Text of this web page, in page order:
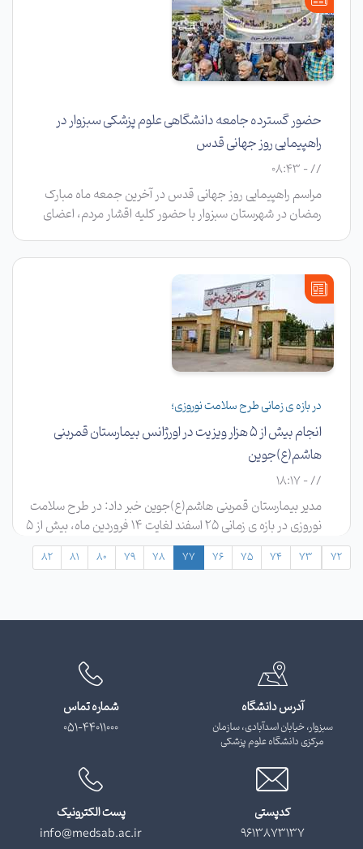
حضور گسترده جامعه دانشگاهی علوم پزشکی سبزوار در
راهپیمایی روز جهانی قدس
// - 08:43
مراسم راهپیمایی روز جهانی قدس در آخرین جمعه ماه مبارک
رمضان در شهرستان سبزوار با حضور کلیه اقشار مردم، اعضای
اساتید و دانشجویان دانشگاه در دفاع از مردم مظلوم فلسطین و
محکومیت رژیم غاصب صهونیستی همگام و هم صدا با سراسر
کشور برگزار گر‌دید.
در بازه ی زمانی طرح سلامت نوروزی؛
انجام بیش از ۵ هزار ویزیت در اورژانس بیمارستان قمربنی
هاشم(ع)جوین
// - 18:17
مدیر بیمارستان قمربنی هاشم(ع)جوین خبر داد: در طرح سلامت
نوروزی در بازه ی زمانی ۲۵ اسفند لغایت ۱۴ فروردین ماه، بیش از ۵
هزار بیمار با مراجعه به اورژانس از خدمات درمانی بهره مند شده اند.
72
73
74
75
76
77
78
79
80
81
82
آدرس دانشگاه
سبزوار، خیابان اسدآبادی، سازمان
مرکزی دانشگاه علوم پزشکی
شماره تماس
051-44011000
کدپستی
9613873137
پست الکترونیک
info@medsab.ac.ir